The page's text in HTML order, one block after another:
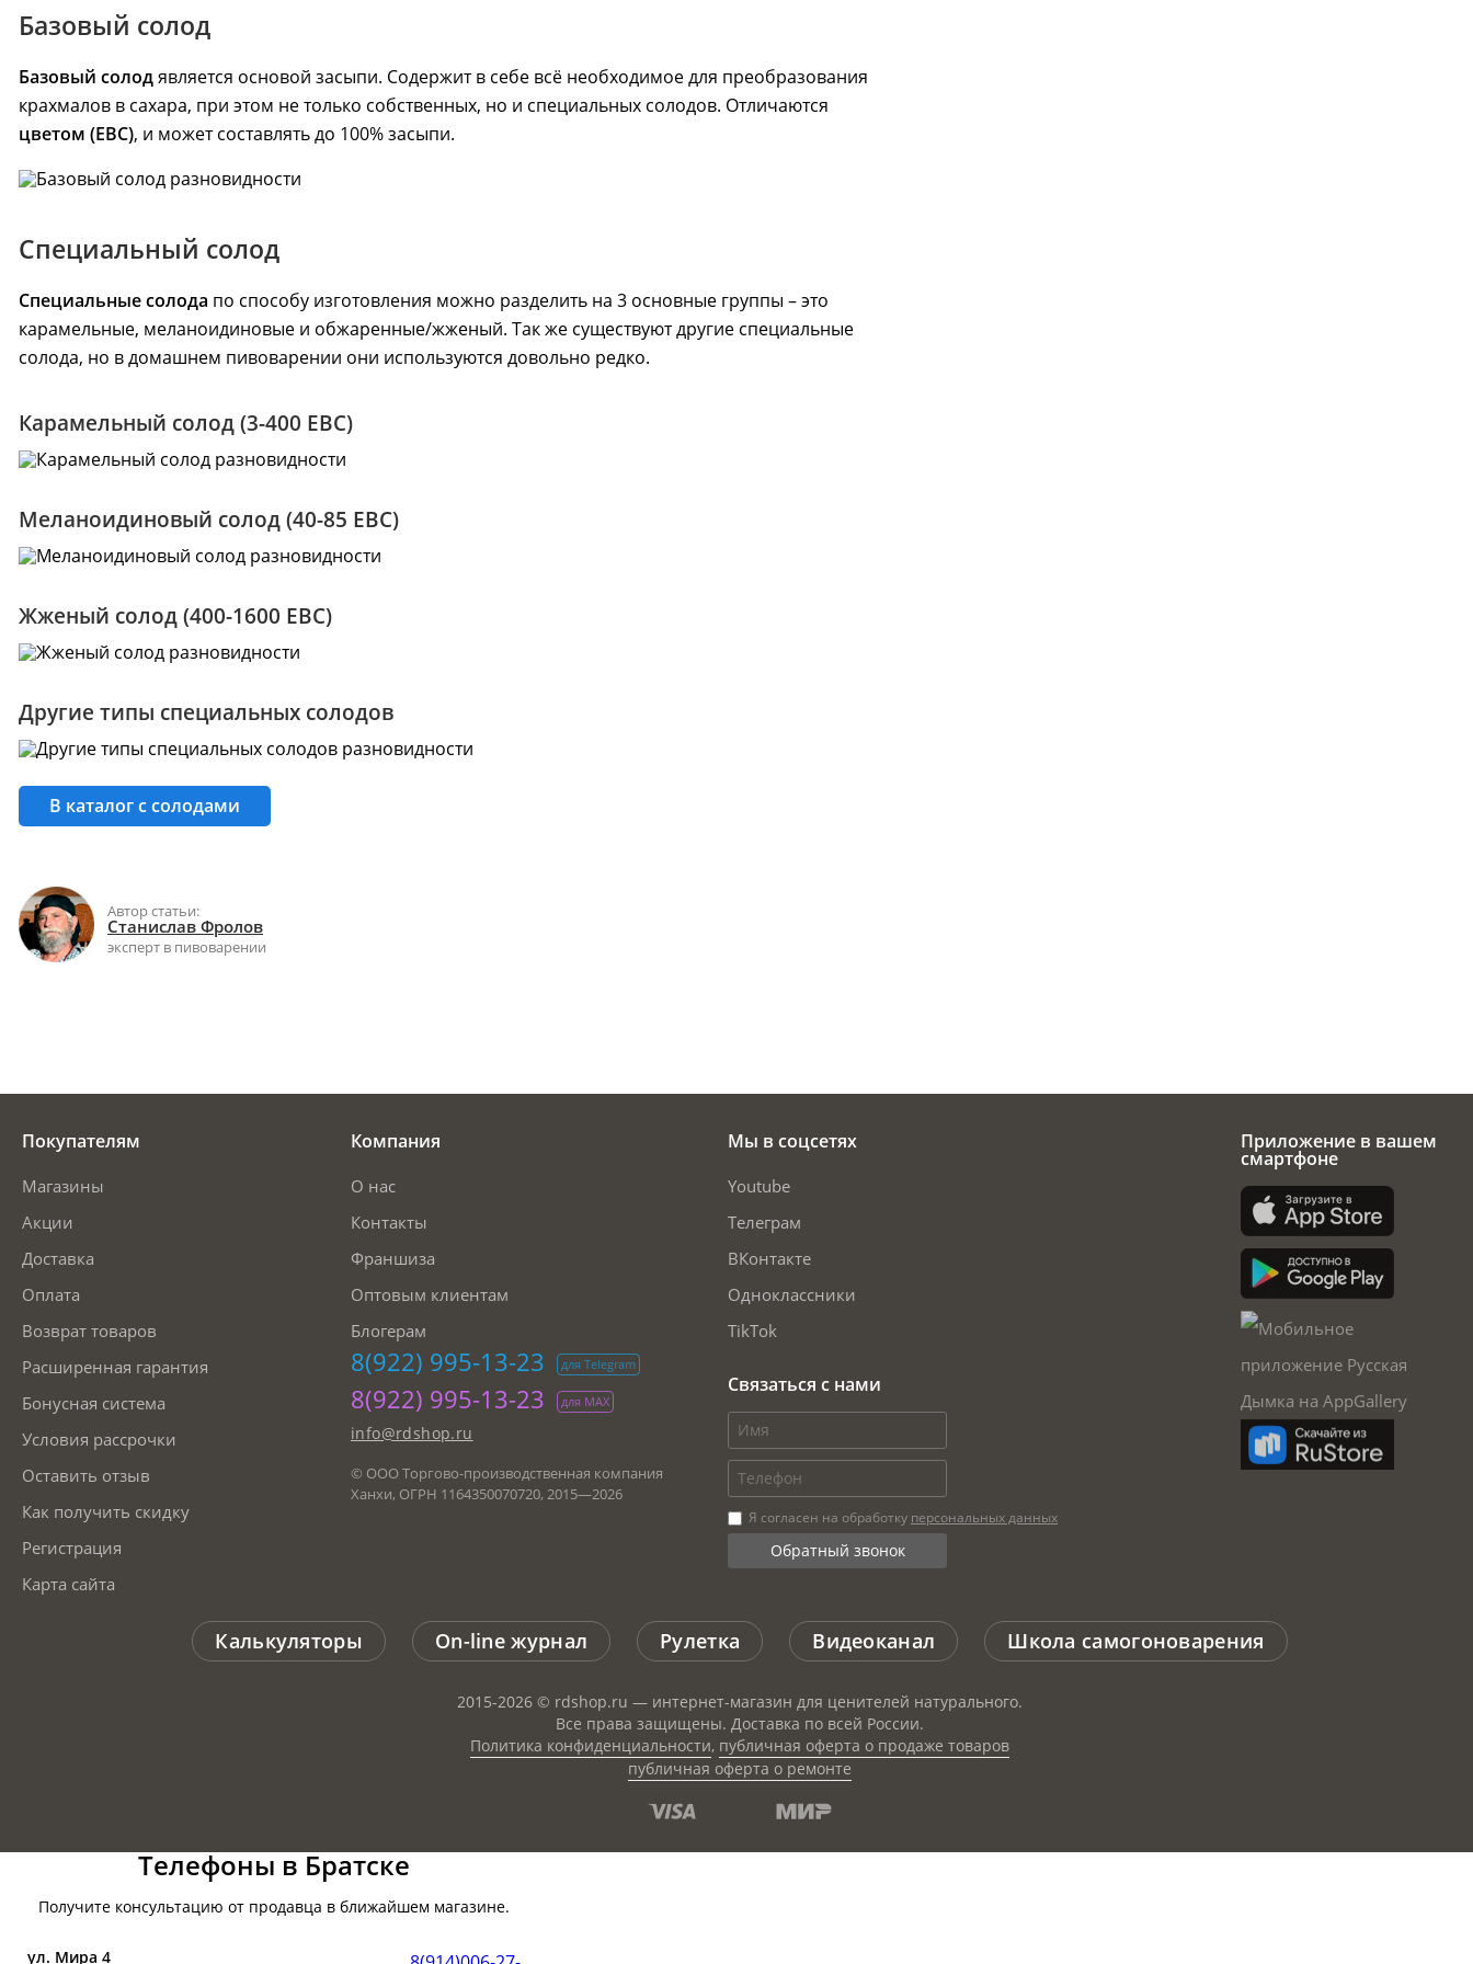
Пивоварение
Виноделие
Сыроварение
Подарочные карты
Копчености
Колбасы
Сыр
Обзоры товаров
автоклаве
Youtube-канал
800+ видео и мастер-классов
Базовый солод
Базовый солодявляется основой засыпи. Содержит в себе всё необходимое для преобразования
крахмалов в сахара, при этом не только собственных, но и специальных солодов. Отличаются
цветом (EBC), и может составлять до 100% засыпи.
Специальный солод
Специальные солода по способу изготовления можно разделить на 3 основные группы – это
карамельные, меланоидиновые и обжаренные/жженый. Так же существуют другие специальные
солода, но в домашнем пивоварении они используются довольно редко.
Карамельный солод (3-400 EBC)
Меланоидиновый солод (40-85 EBC)
Жженый солод (400-1600 EBC)
Другие типы специальных солодов
В каталог с солодами
Автор статьи:
Станислав Фролов
эксперт в пивоварении
Покупателям
Магазины
Акции
Доставка
Оплата
Возврат товаров
Расширенная гарантия
Бонусная система
Условия рассрочки
Оставить отзыв
Как получить скидку
Регистрация
Карта сайта
Компания
О нас
Контакты
Франшиза
Оптовым клиентам
Блогерам
8(922) 995-13-23 для Telegram
8(922) 995-13-23 для МАХ
info@rdshop.ru
© ООО Торгово-производственная компания
Ханхи, ОГРН 1164350070720, 2015—2026
Мы в соцсетях
Youtube
Телеграм
ВКонтакте
Одноклассники
TikTok
Связаться с нами
Я согласен на обработку персональных данных
Приложение в вашем
смартфоне
Калькуляторы On-line журнал Рулетка Видеоканал Школа самогоноварения
2015-2026 © rdshop.ru — интернет-магазин для ценителей натурального.
Все права защищены. Доставка по всей России.
Политика конфиденциальности, публичная оферта о продаже товаров
публичная оферта о ремонте
Телефоны в Братске
Получите консультацию от продавца в ближайшем магазине.
ул. Мира 4